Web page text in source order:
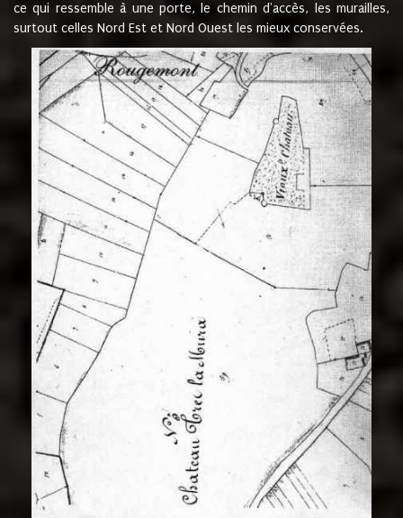
ce qui ressemble à une porte, le chemin d'accès, les murailles,
surtout celles Nord Est et Nord Ouest les mieux conservées.